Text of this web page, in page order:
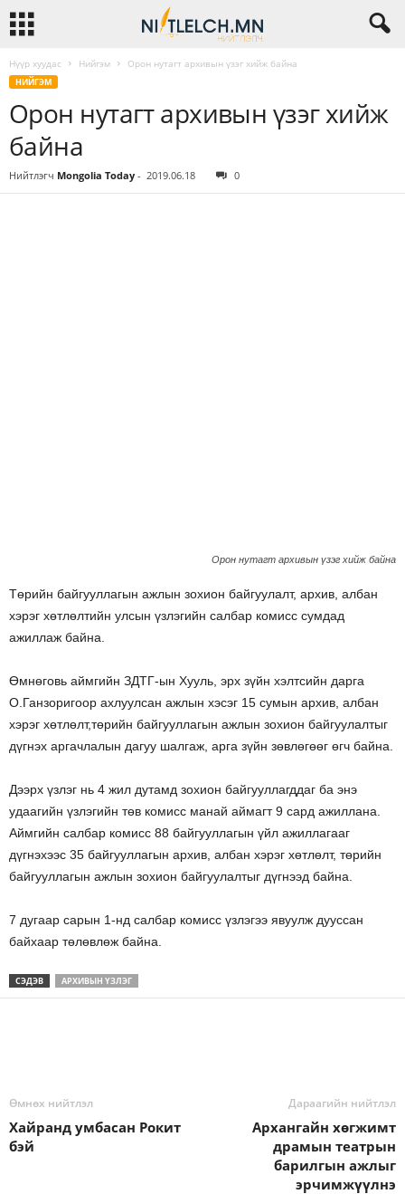
Нүүр хуудас Нийгэм Орон нутагт архивын үзэг хийж байна
НИЙГЭМ
Орон нутагт архивын үзэг хийж
байна
Нийтлэгч Mongolia Today - 2019.06.18 0
Орон нутагт архивын үзэг хийж байна
Төрийн байгууллагын ажлын зохион байгуулалт, архив, албан
хэрэг хөтлөлтийн улсын үзлэгийн салбар комисс сумдад
ажиллаж байна.
Өмнөговь аймгийн ЗДТГ-ын Хууль, эрх зүйн хэлтсийн дарга
О.Ганзоригоор ахлуулсан ажлын хэсэг 15 сумын архив, албан
хэрэг хөтлөлт,төрийн байгууллагын ажлын зохион байгуулалтыг
дүгнэх аргачлалын дагуу шалгаж, арга зүйн зөвлөгөөг өгч байна.
Дээрх үзлэг нь 4 жил дутамд зохион байгууллагддаг ба энэ
удаагийн үзлэгийн төв комисс манай аймагт 9 сард ажиллана.
Аймгийн салбар комисс 88 байгууллагын үйл ажиллагааг
дүгнэхээс 35 байгууллагын архив, албан хэрэг хөтлөлт, төрийн
байгууллагын ажлын зохион байгуулалтыг дүгнээд байна.
7 дугаар сарын 1-нд салбар комисс үзлэгээ явуулж дууссан
байхаар төлөвлөж байна.
СЭДЭВ АРХИВЫН ҮЗЛЭГ
Өмнөх нийтлэл
Хайранд умбасан Рокит
бэй
Дараагийн нийтлэл
Архангайн хөгжимт
драмын театрын
барилгын ажлыг
эрчимжүүлнэ